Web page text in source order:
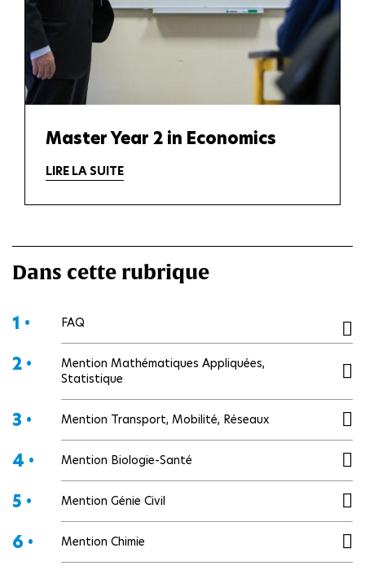
Master Year 2 in Economics
LIRE LA SUITE
Dans cette rubrique
1 • FAQ
2 •
Mention Mathématiques Appliquées,
Statistique
3 • Mention Transport, Mobilité, Réseaux
4 • Mention Biologie-Santé
5 • Mention Génie Civil
6 • Mention Chimie